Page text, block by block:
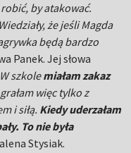
by atakować.
Wiedziały, że jeśli Magda
będą bardzo
Panek. Jej słowa
W szkolemiałam zakaz
więc tylko z
i siłą. Kiedy uderzałam
To nie była
Stysiak.